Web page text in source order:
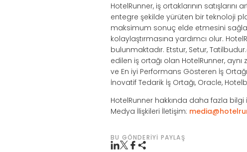
HotelRunner, iş ortaklarının
entegre şekilde yürüten bir teknoloji
maksimum sonuç elde etmesini
kolaylaştırmasına yardımcı olur.
bulunmaktadır. Etstur, Setur,
edilen iş ortağı olan HotelRunner,
ve En iyi Performans Gösteren İş
İnovatif Tedarik İş Ortağı, Oracle,
HotelRunner hakkında daha fazla bilgi
Medya İlişkileri İletişim:
BU GÖNDERIYI PAYLAŞ